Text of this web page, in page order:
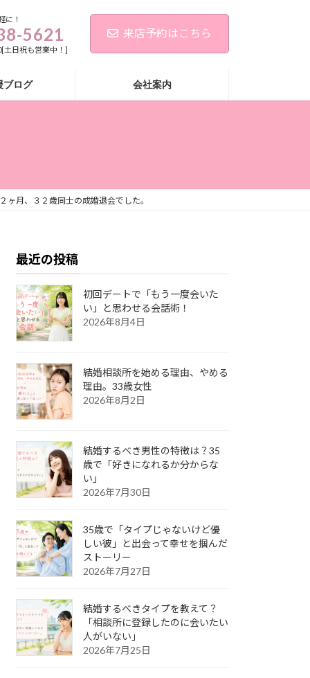
に！
5621
土日祝も営業中！]
来店予約はこちら
ブログ 会社案内
ヶ月、３２歳同士の成婚退会でした。
最近の投稿
初回デートで「もう一度会いた
い」と思わせる会話術！
2026年8月4日
結婚相談所を始める理由、やめる
理由。33歳女性
2026年8月2日
結婚するべき男性の特徴は？35
歳で「好きになれるか分からな
い」
2026年7月30日
35歳で「タイプじゃないけど優
しい彼」と出会って幸せを掴んだ
ストーリー
2026年7月27日
結婚するべきタイプを教えて？
「相談所に登録したのに会いたい
人がいない」
2026年7月25日